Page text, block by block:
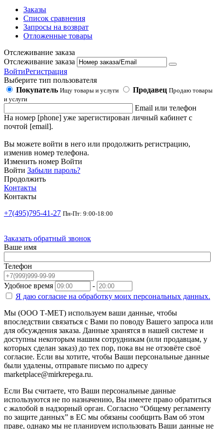
Заказы
Список сравнения
Запросы на возврат
Отложенные товары
Отслеживание заказа
Отслеживание заказа
ВойтиРегистрация
Выберите тип пользователя
Покупатель Ищу товары и услуги Продавец Продаю товары
и услуги
Email или телефон
На номер [phone] уже зарегистирован личный кабинет с
почтой [email].
Вы можете войти в него или продолжить регистрацию,
изменив номер телефона.
Изменить номер Войти
Войти Забыли пароль?
Продолжить
Контакты
Контакты
+7(495)795-41-27 Пн-Пт: 9:00-18:00
Заказать обратный звонок
Ваше имя
Телефон
Удобное время
-
Я даю согласие на обработку моих персональных данных.
Мы (ООО Т-МЕТ) используем ваши данные, чтобы
впоследствии связаться с Вами по поводу Вашего запроса или
для обсуждения заказа. Данные хранятся в нашей системе и
доступны некоторым нашим сотрудникам (или продавцам, у
которых сделан заказ) до тех пор, пока вы не отзовёте своё
согласие. Если вы хотите, чтобы Ваши персональные данные
были удалены, отправьте письмо по адресу
marketplace@mirkrepega.ru.
Если Вы считаете, что Ваши персональные данные
используются не по назначению, Вы имеете право обратиться
с жалобой в надзорный орган. Согласно “Общему регламенту
по защите данных” в ЕС мы обязаны сообщить Вам об этом
праве, однако мы не планируем использовать Ваши данные не